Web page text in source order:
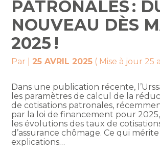
PATRONALES :
NOUVEAU DÈS
2025 !
Par 25 AVRIL 2025 ( Mise à jour 25
Dans une publication récente,
les paramètres de calcul de la
de cotisations patronales,
par la loi de financement pour 2025,
les évolutions des taux de
d’assurance chômage. Ce qui
explications…